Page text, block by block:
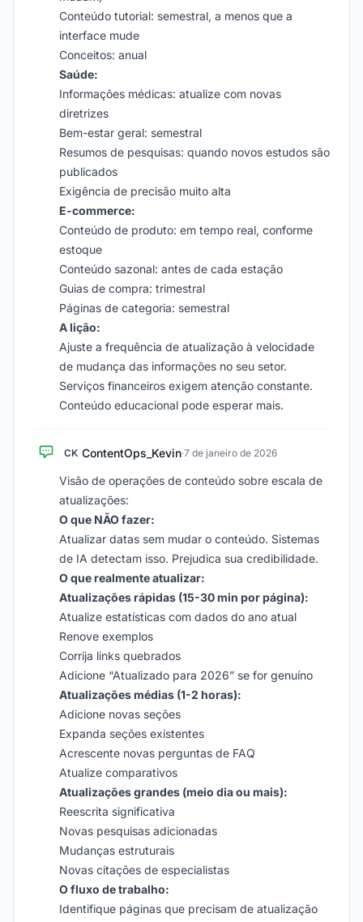
Conteúdo tutorial: semestral, a menos que a
interface mude
Conceitos: anual
Saúde:
Informações médicas: atualize com novas
diretrizes
Bem-estar geral: semestral
Resumos de pesquisas: quando novos estudos são
publicados
Exigência de precisão muito alta
E-commerce:
Conteúdo de produto: em tempo real, conforme
estoque
Conteúdo sazonal: antes de cada estação
Guias de compra: trimestral
Páginas de categoria: semestral
A lição:
Ajuste a frequência de atualização à velocidade
de mudança das informações no seu setor.
Serviços financeiros exigem atenção constante.
Conteúdo educacional pode esperar mais.
CK ContentOps_Kevin·7 de janeiro de 2026
Visão de operações de conteúdo sobre escala de
atualizações:
O que NÃO fazer:
Atualizar datas sem mudar o conteúdo. Sistemas
de IA detectam isso. Prejudica sua credibilidade.
O que realmente atualizar:
Atualizações rápidas (15-30 min por página):
Atualize estatísticas com dados do ano atual
Renove exemplos
Corrija links quebrados
Adicione “Atualizado para 2026” se for genuíno
Atualizações médias (1-2 horas):
Adicione novas seções
Expanda seções existentes
Acrescente novas perguntas de FAQ
Atualize comparativos
Atualizações grandes (meio dia ou mais):
Reescrita significativa
Novas pesquisas adicionadas
Mudanças estruturais
Novas citações de especialistas
O fluxo de trabalho:
Identifique páginas que precisam de atualização